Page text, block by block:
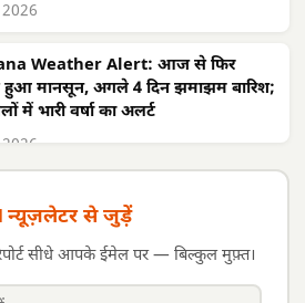
Weather Alert: आज से फिर
हुआ मानसून, अगले 4 दिन झमाझम बारिश;
में भारी वर्षा का अलर्ट
न्यूज़लेटर से जुड़ें
सीधे आपके ईमेल पर — बिल्कुल मुफ़्त।